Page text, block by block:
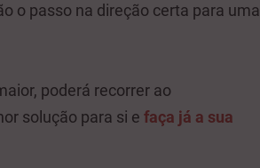
o passo na direção certa para uma
poderá recorrer ao
solução para si e faça já a sua